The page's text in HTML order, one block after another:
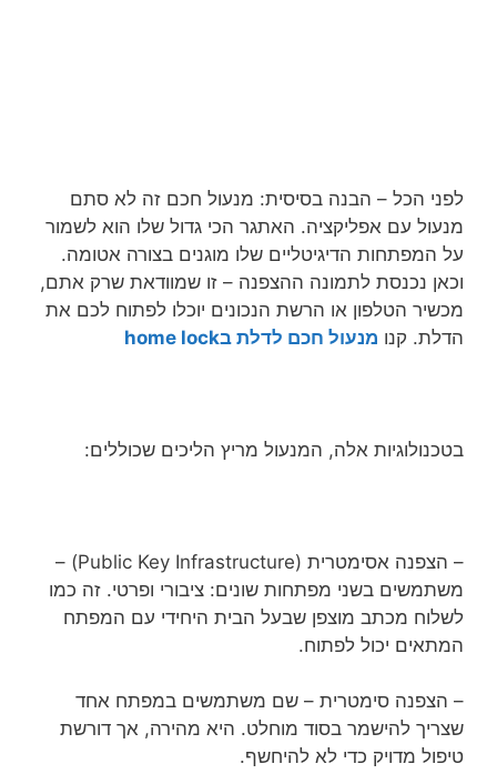
לפני הכל – הבנה בסיסית: מנעול חכם זה לא סתם
מנעול עם אפליקציה. האתגר הכי גדול שלו הוא לשמור
על המפתחות הדיגיטליים שלו מוגנים בצורה אטומה.
וכאן נכנסת לתמונה ההצפנה – זו שמוודאת שרק אתם,
מכשיר הטלפון או הרשת הנכונים יוכלו לפתוח לכם את
הדלת. קנו מנעול חכם לדלת בhome lock
בטכנולוגיות אלה, המנעול מריץ הליכים שכוללים:
– הצפנה אסימטרית (Public Key Infrastructure) –
משתמשים בשני מפתחות שונים: ציבורי ופרטי. זה כמו
לשלוח מכתב מוצפן שבעל הבית היחידי עם המפתח
המתאים יכול לפתוח.
– הצפנה סימטרית – שם משתמשים במפתח אחד
שצריך להישמר בסוד מוחלט. היא מהירה, אך דורשת
טיפול מדויק כדי לא להיחשף.